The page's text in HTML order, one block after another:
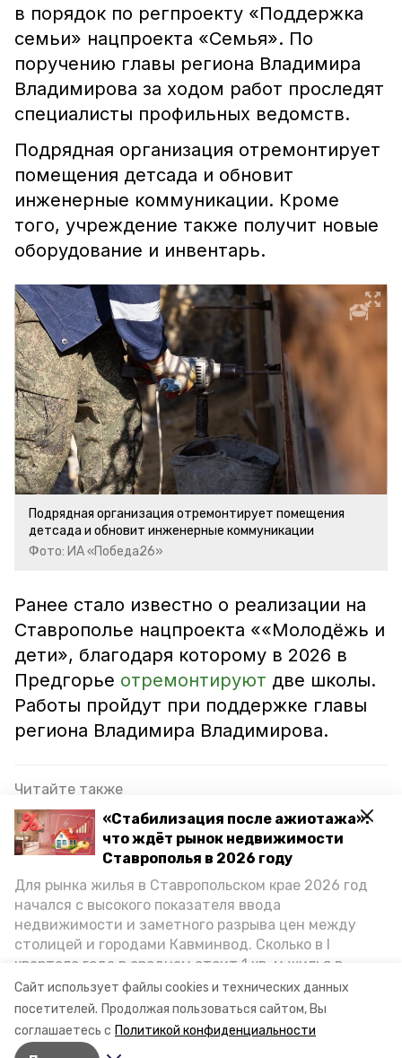
Сайт использует файлы cookies и технических данных
посетителей. Продолжая пользоваться сайтом, Вы
соглашаетесь с Политикой конфиденциальности
«Стабилизация после ажиотажа»:
что ждёт рынок недвижимости
Ставрополья в 2026 году
Для рынка жилья в Ставропольском крае 2026 год
начался с высокого показателя ввода
недвижимости и заметного разрыва цен между
столицей и городами Кавминвод. Сколько в I
квартале года в среднем стоит 1 кв. м жилья в
городах и округах региона, как изменился спрос на
первичку и вторичку, какова себестоимость
стройки собственного жилья в этом году и какие
прогнозы о стоимости квадратных метров дают
в порядок по регпроекту «Поддержка
семьи» нацпроекта «Семья». По
поручению главы региона Владимира
Владимирова за ходом работ проследят
специалисты профильных ведомств.
Подрядная организация отремонтирует
помещения детсада и обновит
инженерные коммуникации. Кроме
того, учреждение также получит новые
оборудование и инвентарь.
Подрядная организация отремонтирует помещения
детсада и обновит инженерные коммуникации
Фото: ИА «Победа26»
Ранее стало известно о реализации на
Ставрополье нацпроекта ««Молодёжь и
дети», благодаря которому в 2026 в
Предгорье отремонтируют две школы.
Работы пройдут при поддержке главы
региона Владимира Владимирова.
Читайте также
В школах Предгорного округа обновили
спортзалы
организовали в Предгорье
Глава Предгорья сообщил о выполнении
поручений после прямой линии губернатора
детсад ремонт